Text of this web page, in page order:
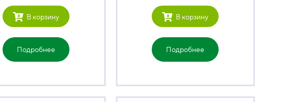
В корзину
Подробнее
В корзину
Подробнее